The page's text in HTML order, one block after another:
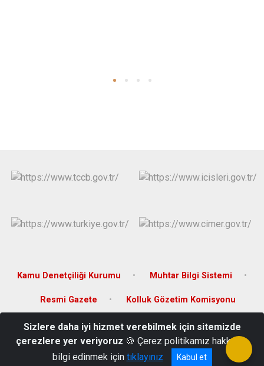
Kamu Denetçiliği Kurumu Muhtar Bilgi Sistemi
Resmi Gazete Kolluk Gözetim Komisyonu
Camicedit Mahallesi, Kıbrıs Caddesi, No:3 Bayramiç/Çanakkale
(0286) 773 21 02
Sizlere daha iyi hizmet verebilmek için sitemizde
çerezlere yer veriyoruz 🍪 Çerez politikamız hakkında
bilgi edinmek için tıklayınız Kabul et